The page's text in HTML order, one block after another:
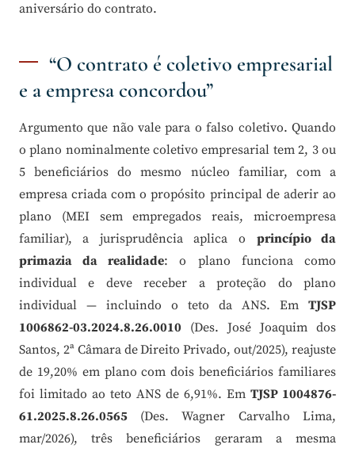
aniversário do contrato.
“O contrato é coletivo empresarial
e a empresa concordou”
Argumento que não vale para o falso coletivo. Quando
o plano nominalmente coletivo empresarial tem 2, 3 ou
5 beneficiários do mesmo núcleo familiar, com a
empresa criada com o propósito principal de aderir ao
plano (MEI sem empregados reais, microempresa
familiar), a jurisprudência aplica o princípio da
primazia da realidade: o plano funciona como
individual e deve receber a proteção do plano
individual — incluindo o teto da ANS. Em TJSP
1006862-03.2024.8.26.0010 (Des. José Joaquim dos
Santos, 2ª Câmara de Direito Privado, out/2025), reajuste
de 19,20% em plano com dois beneficiários familiares
foi limitado ao teto ANS de 6,91%. Em TJSP 1004876-
61.2025.8.26.0565 (Des. Wagner Carvalho Lima,
mar/2026), três beneficiários geraram a mesma